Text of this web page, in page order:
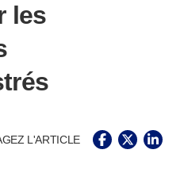
les
és
L'ARTICLE